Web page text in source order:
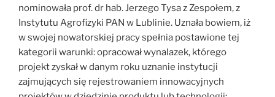
nominowała prof. dr hab. Jerzego Tysa z Zespołem, z
Instytutu Agrofizyki PAN w Lublinie. Uznała bowiem, iż
w swojej nowatorskiej pracy spełnia postawione tej
kategorii warunki: opracował wynalazek, którego
projekt zyskał w danym roku uznanie instytucji
zajmujących się rejestrowaniem innowacyjnych